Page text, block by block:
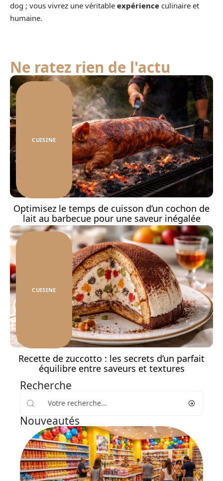
dog ; vous vivrez une véritable expérience culinaire et
humaine.
Ne ratez rien de l'actu
CUISINE
Optimisez le temps de cuisson d’un cochon de
lait au barbecue pour une saveur inégalée
CUISINE
Recette de zuccotto : les secrets d’un parfait
équilibre entre saveurs et textures
Recherche
Nouveautés